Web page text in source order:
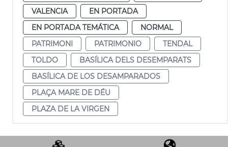
VALENCIA
EN PORTADA
EN PORTADA TEMÁTICA
NORMAL
PATRIMONI
PATRIMONIO
TENDAL
TOLDO
BASÍLICA DELS DESEMPARATS
BASÍLICA DE LOS DESAMPARADOS
PLAÇA MARE DE DÉU
PLAZA DE LA VIRGEN